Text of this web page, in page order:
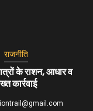
राजनीति
के राशन, आधार व
कार्रवाई